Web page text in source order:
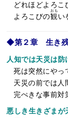
どれほどよろこ
よろこびの観
おも
い
◆第２章 生き残
人知では天災は防
死は突然にやっ
天災の前では人
完ぺきな事前対
悪しき生きざまが